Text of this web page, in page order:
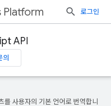
Platform 로그인
API
의
사용자의 기본 언어로 번역합니